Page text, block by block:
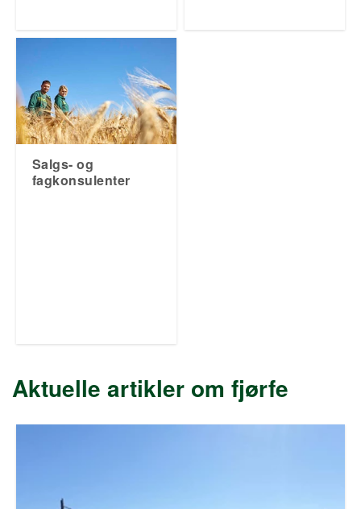
Salgs- og
fagkonsulenter
Aktuelle artikler om fjørfe